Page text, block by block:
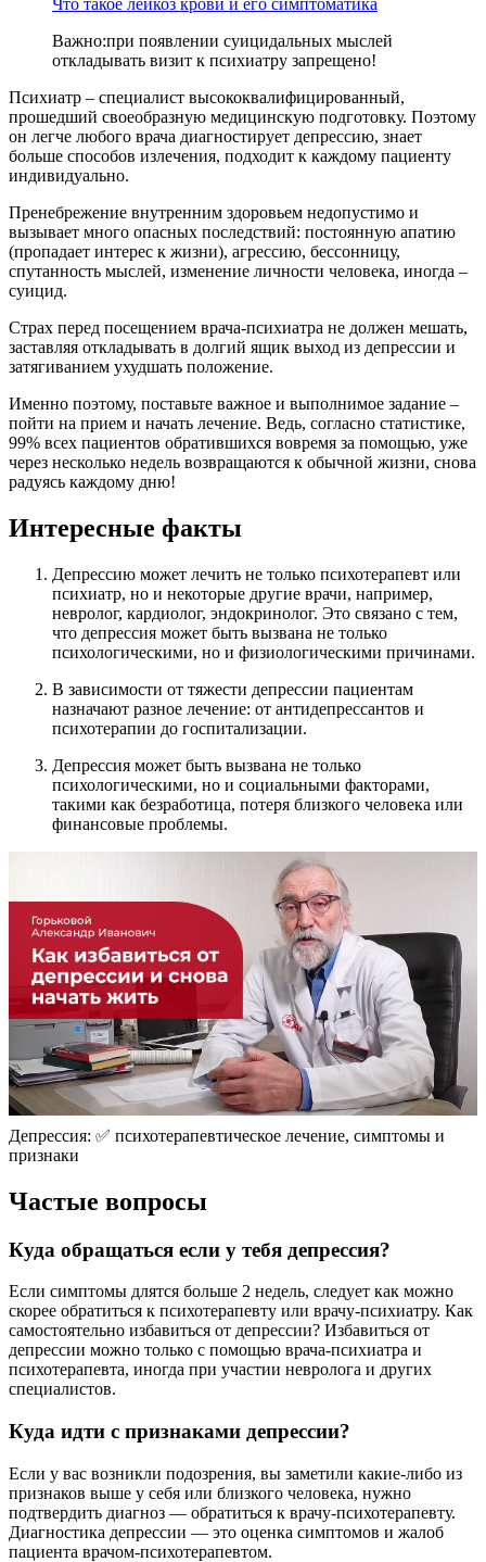
Что такое лейкоз крови и его симптоматика
Важно:при появлении суицидальных мыслей
откладывать визит к психиатру запрещено!
Психиатр – специалист высококвалифицированный,
прошедший своеобразную медицинскую подготовку. Поэтому
он легче любого врача диагностирует депрессию, знает
больше способов излечения, подходит к каждому пациенту
индивидуально.
Пренебрежение внутренним здоровьем недопустимо и
вызывает много опасных последствий: постоянную апатию
(пропадает интерес к жизни), агрессию, бессонницу,
спутанность мыслей, изменение личности человека, иногда –
суицид.
Страх перед посещением врача-психиатра не должен мешать,
заставляя откладывать в долгий ящик выход из депрессии и
затягиванием ухудшать положение.
Именно поэтому, поставьте важное и выполнимое задание –
пойти на прием и начать лечение. Ведь, согласно статистике,
99% всех пациентов обратившихся вовремя за помощью, уже
через несколько недель возвращаются к обычной жизни, снова
радуясь каждому дню!
Интересные факты
Депрессию может лечить не только психотерапевт или
психиатр, но и некоторые другие врачи, например,
невролог, кардиолог, эндокринолог. Это связано с тем,
что депрессия может быть вызвана не только
психологическими, но и физиологическими причинами.
В зависимости от тяжести депрессии пациентам
назначают разное лечение: от антидепрессантов и
психотерапии до госпитализации.
Депрессия может быть вызвана не только
психологическими, но и социальными факторами,
такими как безработица, потеря близкого человека или
финансовые проблемы.
Депрессия: ✅ психотерапевтическое лечение, симптомы и
признаки
Частые вопросы
Куда обращаться если у тебя депрессия?
Если симптомы длятся больше 2 недель, следует как можно
скорее обратиться к психотерапевту или врачу-психиатру. Как
самостоятельно избавиться от депрессии? Избавиться от
депрессии можно только с помощью врача-психиатра и
психотерапевта, иногда при участии невролога и других
специалистов.
Куда идти с признаками депрессии?
Если у вас возникли подозрения, вы заметили какие-либо из
признаков выше у себя или близкого человека, нужно
подтвердить диагноз — обратиться к врачу-психотерапевту.
Диагностика депрессии — это оценка симптомов и жалоб
пациента врачом-психотерапевтом.